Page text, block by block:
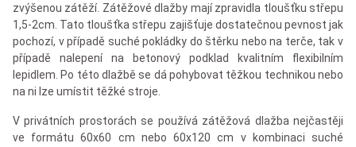
zvýšenou zátěží. Zátěžové dlažby mají zpravidla tloušťku střepu
1,5-2cm. Tato tloušťka střepu zajišťuje dostatečnou pevnost jak
pochozí, v případě suché pokládky do štěrku nebo na terče, tak v
případě nalepení na betonový podklad kvalitním flexibilním
lepidlem. Po této dlažbě se dá pohybovat těžkou technikou nebo
na ni lze umístit těžké stroje.
V privátních prostorách se používá zátěžová dlažba nejčastěji
ve formátu 60x60 cm nebo 60x120 cm v kombinaci suché